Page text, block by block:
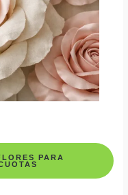
PARA